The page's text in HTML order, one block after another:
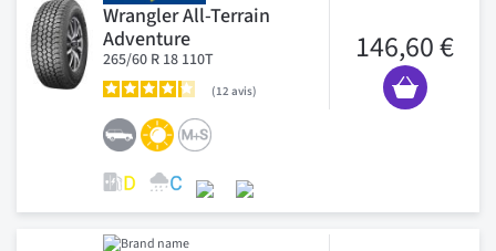
Wrangler All-Terrain
Adventure
265/60 R 18 110T
12 avis
146,60 €